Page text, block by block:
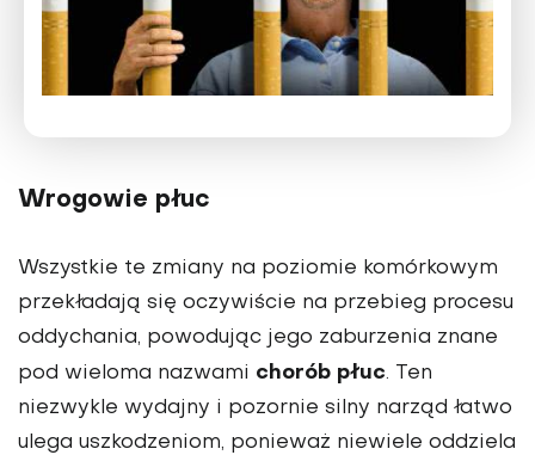
Wrogowie płuc
Wszystkie te zmiany na poziomie komórkowym
przekładają się oczywiście na przebieg procesu
oddychania, powodując jego zaburzenia znane
pod wieloma nazwami chorób płuc. Ten
niezwykle wydajny i pozornie silny narząd łatwo
ulega uszkodzeniom, ponieważ niewiele oddziela